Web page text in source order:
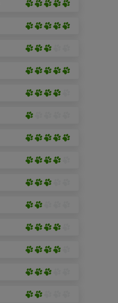
patte
5)
(2
sur
Extrêmement
(5
sur
Extrêmement
(5
sur
Moyennement
(4
sur
Extrêmement
(5
sur
Très
(4
sur
Très
prononcé
patte
5)
Extrêmement
(5
sur
Très
(4
sur
Moyennement
(4
sur
Peu
(2
sur
Très
(4
sur
Très
(4
sur
Moyennement
(4
Peu